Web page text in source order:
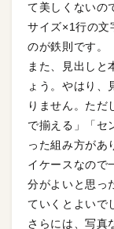
て美しくないの
サイズ×1行の文
のが鉄則です。
また、見出しと
ょう。やはり、
りません。ただ
で揃える」「セ
った組み方があ
イケースなので
分がよいと思っ
ていくとよいで
さらには、写真